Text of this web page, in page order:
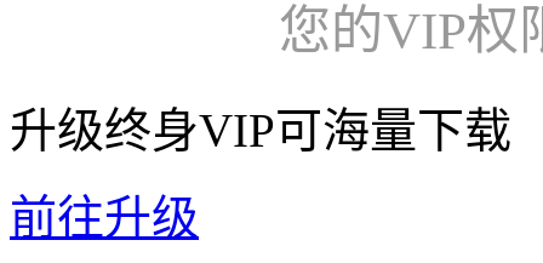
您的VIP权
升级终身VIP可海量下载
前往升级